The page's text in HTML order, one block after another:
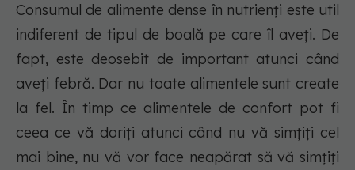
Consumul de alimente dense în nutrienți este util
indiferent de tipul de boală pe care îl aveți. De
fapt, este deosebit de important atunci când
aveți febră. Dar nu toate alimentele sunt create
la fel. În timp ce alimentele de confort pot fi
ceea ce vă doriți atunci când nu vă simțiți cel
mai bine, nu vă vor face neapărat să vă simțiți